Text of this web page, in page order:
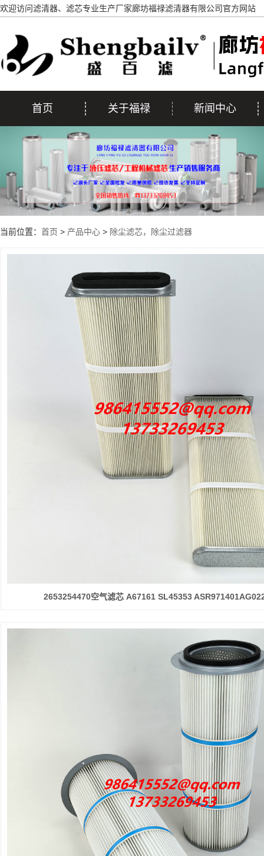
欢迎访问滤清器、滤芯专业生产厂家廊坊福禄滤清器有限公司官方网站
首页 关于福禄 新闻中心
当前位置： 首页 > 产品中心 > 除尘滤芯，除尘过滤器
2653254470空气滤芯 A67161 SL45353